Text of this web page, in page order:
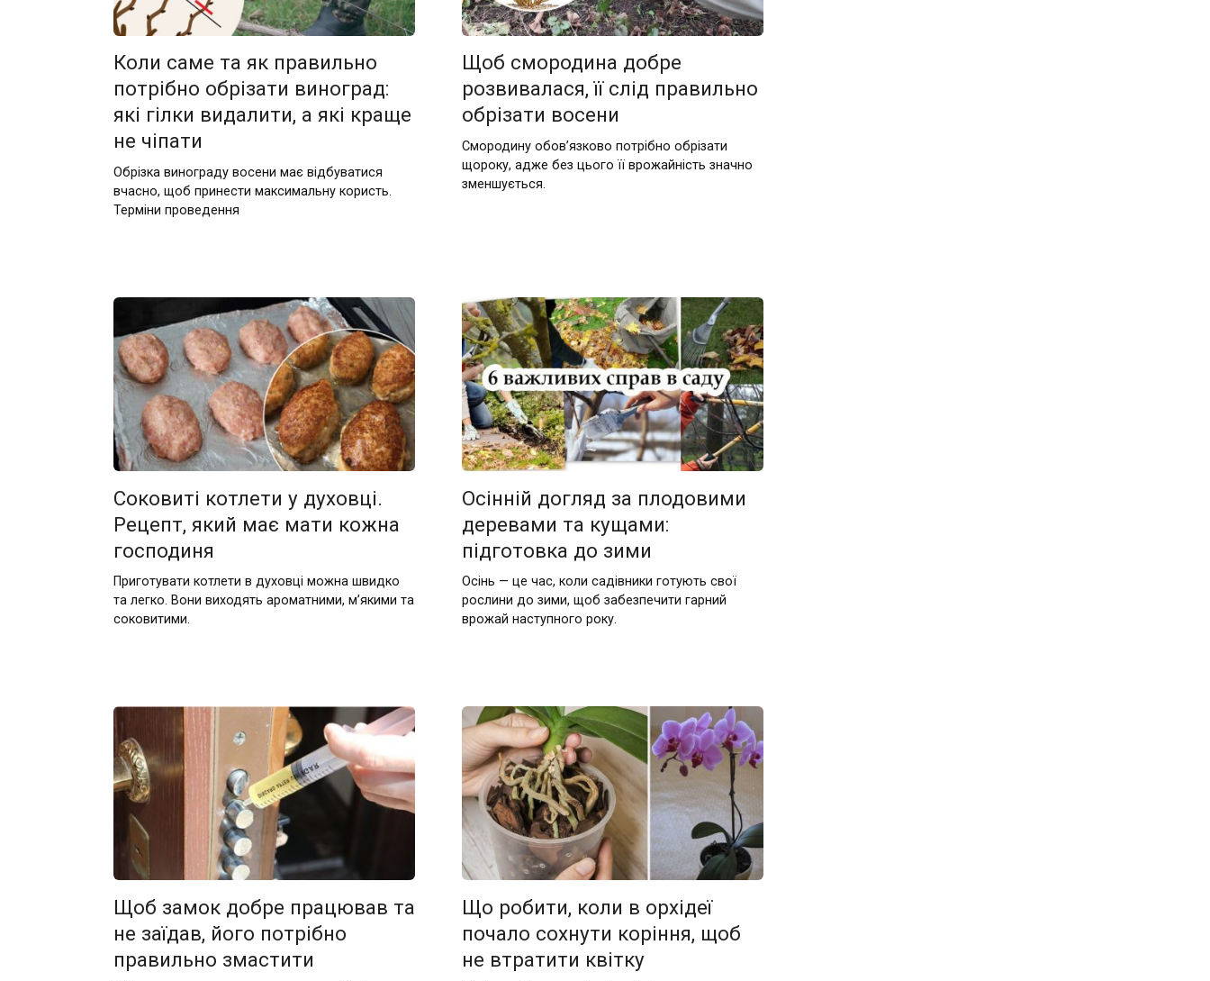
Коли саме та як правильно
потрібно обрізати виноград:
які гілки видалити, а які краще
не чіпати
Обрізка винограду восени має відбуватися
вчасно, щоб принести максимальну користь.
Терміни проведення
Щоб смородина добре
розвивалася, її слід правильно
обрізати восени
Смородину обов’язково потрібно обрізати
щороку, адже без цього її врожайність значно
зменшується.
Соковиті котлети у духовці.
Рецепт, який має мати кожна
господиня
Приготувати котлети в духовці можна швидко
та легко. Вони виходять ароматними, м’якими та
соковитими.
Осінній догляд за плодовими
деревами та кущами:
підготовка до зими
Осінь — це час, коли садівники готують свої
рослини до зими, щоб забезпечити гарний
врожай наступного року.
Щоб замок добре працював та
не заїдав, його потрібно
правильно змастити
Що робити, коли в орхідеї
почало сохнути коріння, щоб
не втратити квітку